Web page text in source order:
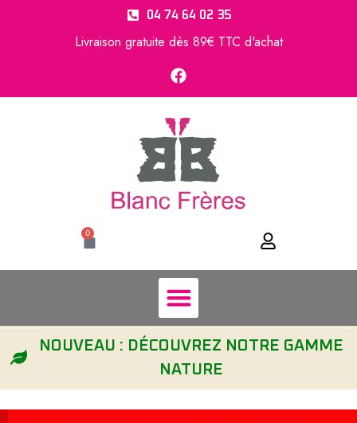
04 74 64 02 35
Livraison gratuite dès 89€ TTC d'achat
0
NOUVEAU : DÉCOUVREZ NOTRE GAMME
NATURE